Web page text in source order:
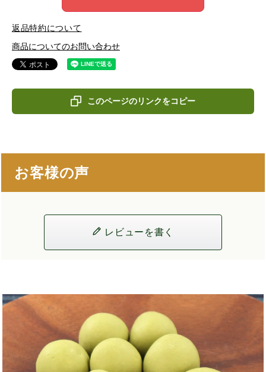
返品特約について
商品についてのお問い合わせ
このページのリンクをコピー
お客様の声
レビューを書く